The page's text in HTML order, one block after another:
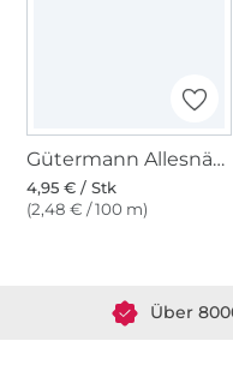
Gütermann Allesnäher (315) royalblau
4,95 € / Stk
(2,48 € / 100 m)
Über